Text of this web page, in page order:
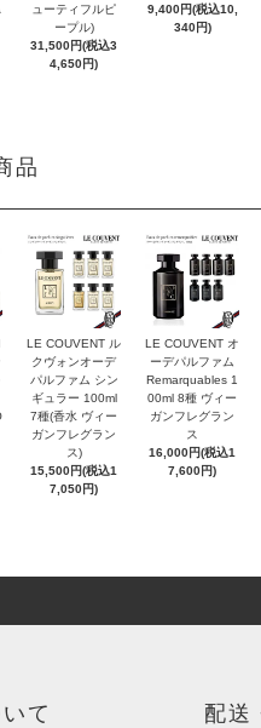
ューティフルピ
ープル)
31,500円(税込3
4,650円)
9,400円(税込10,
340円)
品
LE COUVENT ル
クヴォンオーデ
パルファム シン
ギュラー 100ml
7種(香水 ヴィー
ガンフレグラン
ス)
15,500円(税込1
7,050円)
LE COUVENT オ
ーデパルファム
Remarquables 1
00ml 8種 ヴィー
ガンフレグラン
ス
16,000円(税込1
7,600円)
て 配送